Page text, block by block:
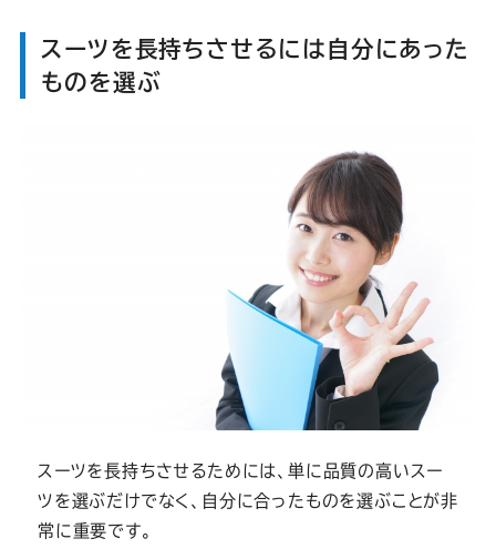
スーツを長持ちさせるには自分にあった
ものを選ぶ
スーツを長持ちさせるためには、単に品質の高いスー
ツを選ぶだけでなく、自分に合ったものを選ぶことが非
常に重要です。